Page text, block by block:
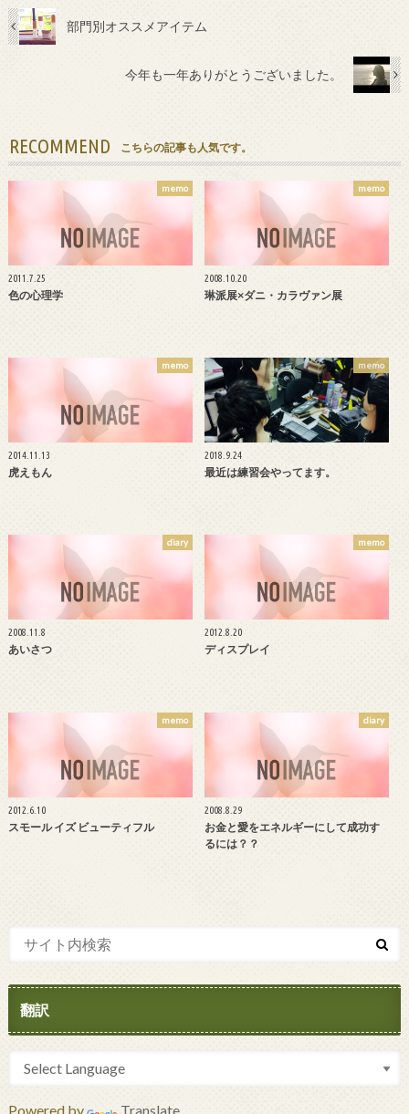
部門別オススメアイテム
今年も一年ありがとうございました。
RECOMMEND こちらの記事も人気です。
memo
2011.7.25
色の心理学
memo
2008.10.20
琳派展×ダニ・カラヴァン展
memo
2014.11.13
虎えもん
memo
2018.9.24
最近は練習会やってます。
diary
2008.11.8
あいさつ
memo
2012.8.20
ディスプレイ
memo
2012.6.10
スモール イズ ビューティフル
diary
2008.8.29
お金と愛をエネルギーにして成功す
るには？？
翻訳
Powered by Translate